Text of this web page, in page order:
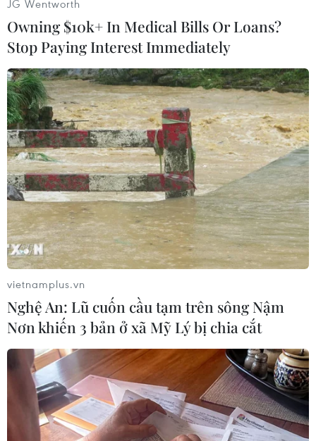
Đầu phiên giao dịch28/10, chỉ số Shanghai
Composite và Hang Seng lần lượt tăng 4,38
điểm (0,21%) và55,41 điểm (0,24%), lên 2.137,34
và 22.753,75 điểm./.
Minh Trang (TTXVN)
#Thị trường chứng khoán #Phố Wall
#Hang Seng
#Fed
Anh
JG Wentworth
Owning $10k+ In Medical Bills Or Loans?
Stop Paying Interest Immediately
vietnamplus.vn
Nghệ An: Lũ cuốn cầu tạm trên sông Nậm
Nơn khiến 3 bản ở xã Mỹ Lý bị chia cắt